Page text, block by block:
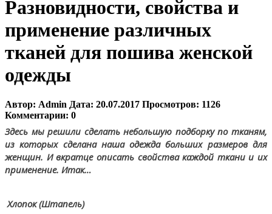
Разновидности, свойства и
применение различных
тканей для пошива женской
одежды
Автор: Admin Дата: 20.07.2017 Просмотров: 1126
Комментарии: 0
Здесь мы решили сделать небольшую подборку по тканям,
из которых сделана наша одежда больших размеров для
женщин. И вкратце описать свойства каждой ткани и их
применение. Итак…
Хлопок (Штапель)